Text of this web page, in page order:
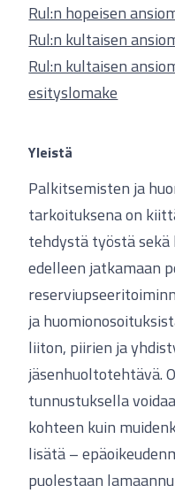
Rul:n hopeisen
Rul:n kultaisen
Rul:n kultaisen
esityslomake
Yleistä
Palkitsemisten ja
tarkoituksena on
tehdystä työstä
edelleen jatkamaan
ja
liiton, piirien ja
jäsenhuoltotehtävä.
tunnustuksella
kohteen kuin
lisätä –
puolestaan